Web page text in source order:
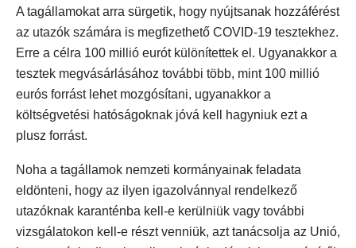
A tagállamokat arra sürgetik, hogy nyújtsanak hozzáférést
az utazók számára is megfizethető COVID-19 tesztekhez.
Erre a célra 100 millió eurót különítettek el. Ugyanakkor a
tesztek megvásárlásához további több, mint 100 millió
eurós forrást lehet mozgósítani, ugyanakkor a
költségvetési hatóságoknak jóvá kell hagyniuk ezt a
plusz forrást.
Noha a tagállamok nemzeti kormányainak feladata
eldönteni, hogy az ilyen igazolvánnyal rendelkező
utazóknak karanténba kell-e kerülniük vagy további
vizsgálatokon kell-e részt venniük, azt tanácsolja az Unió,